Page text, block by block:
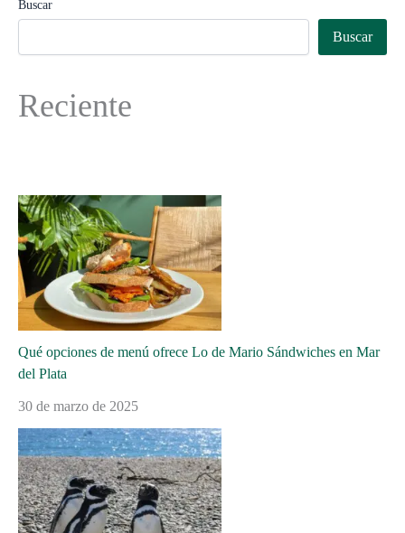
Buscar
Buscar
Reciente
Qué opciones de menú ofrece Lo de Mario Sándwiches en Mar
del Plata
30 de marzo de 2025